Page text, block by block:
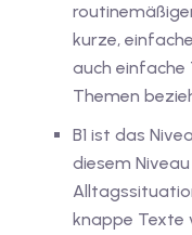
mit Gutschein
mit Gutschein
kurze,
auch einfache
Themen
B1 ist das
diesem
knappe Texte